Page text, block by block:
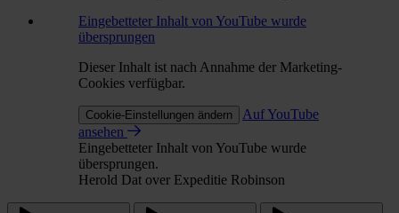
Eingebetteter Inhalt von YouTube wurde
übersprungen
Dieser Inhalt ist nach Annahme der Marketing-
Cookies verfügbar.
Cookie-Einstellungen ändern
Auf YouTube
ansehen
Eingebetteter Inhalt von YouTube wurde
übersprungen.
Herold Dat over Expeditie Robinson